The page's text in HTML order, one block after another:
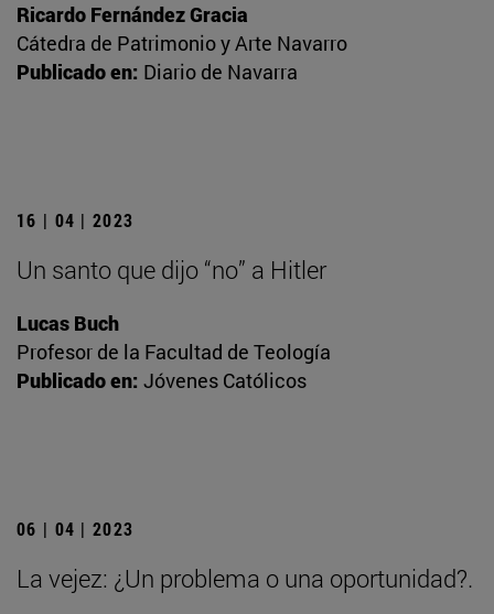
Ricardo Fernández Gracia
Cátedra de Patrimonio y Arte Navarro
Publicado en: Diario de Navarra
16 | 04 | 2023
Un santo que dijo “no” a Hitler
Lucas Buch
Profesor de la Facultad de Teología
Publicado en: Jóvenes Católicos
06 | 04 | 2023
La vejez: ¿Un problema o una oportunidad?.